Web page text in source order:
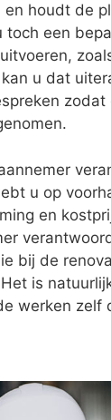
en houdt de
toch een
u dat
zodat
u op
en
bij de
is
werken zelf